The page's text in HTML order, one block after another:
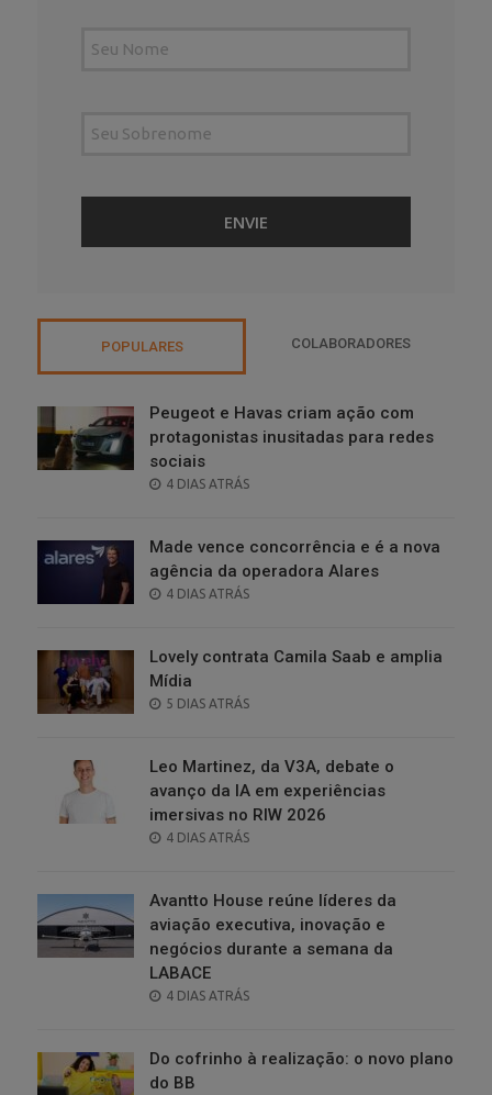
POPULARES COLABORADORES
Peugeot e Havas criam ação com
protagonistas inusitadas para redes
sociais
POSTED
4 DIAS ATRÁS
Made vence concorrência e é a nova
agência da operadora Alares
POSTED
4 DIAS ATRÁS
Lovely contrata Camila Saab e amplia
Mídia
POSTED
5 DIAS ATRÁS
Leo Martinez, da V3A, debate o
avanço da IA em experiências
imersivas no RIW 2026
POSTED
4 DIAS ATRÁS
Avantto House reúne líderes da
aviação executiva, inovação e
negócios durante a semana da
LABACE
POSTED
4 DIAS ATRÁS
Do cofrinho à realização: o novo plano
do BB